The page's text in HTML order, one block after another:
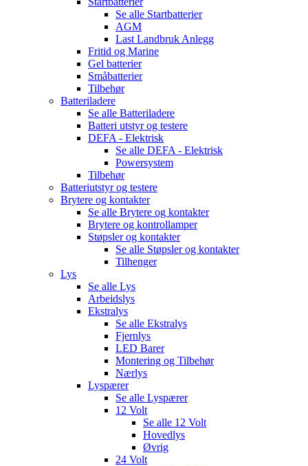
Se alle Startbatterier
AGM
Last Landbruk Anlegg
Fritid og Marine
Gel batterier
Småbatterier
Tilbehør
Batteriladere
Se alle Batteriladere
Batteri utstyr og testere
DEFA - Elektrisk
Se alle DEFA - Elektrisk
Powersystem
Tilbehør
Batteriutstyr og testere
Brytere og kontakter
Se alle Brytere og kontakter
Brytere og kontrollamper
Støpsler og kontakter
Se alle Støpsler og kontakter
Tilhenger
Lys
Se alle Lys
Arbeidslys
Ekstralys
Se alle Ekstralys
Fjernlys
LED Barer
Montering og Tilbehør
Nærlys
Lyspærer
Se alle Lyspærer
12 Volt
Se alle 12 Volt
Hovedlys
Øvrig
24 Volt